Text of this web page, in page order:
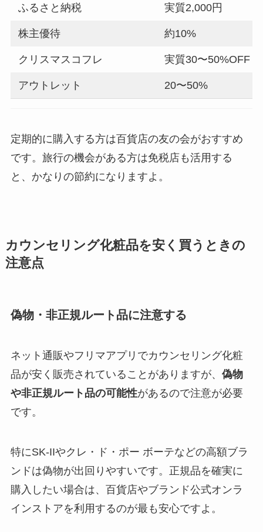
ふるさと納税 実質2,000円
株主優待 約10%
クリスマスコフレ 実質30〜50%OFF
アウトレット 20〜50%
定期的に購入する方は百貨店の友の会がおすすめ
です。旅行の機会がある方は免税店も活用する
と、かなりの節約になりますよ。
カウンセリング化粧品を安く買うときの
注意点
偽物・非正規ルート品に注意する
ネット通販やフリマアプリでカウンセリング化粧
品が安く販売されていることがありますが、 偽物
や非正規ルート品の可能性があるので注意が必要
です。
特にSK-IIやクレ・ド・ポー ボーテなどの高額ブラ
ンドは偽物が出回りやすいです。正規品を確実に
購入したい場合は、百貨店やブランド公式オンラ
インストアを利用するのが最も安心ですよ。